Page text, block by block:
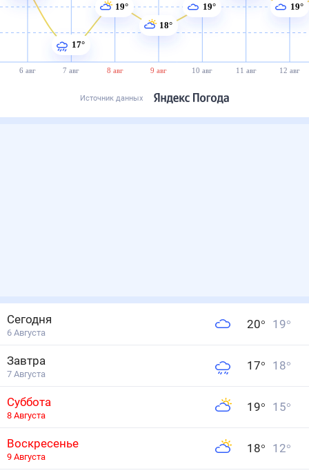
6 авг 7 авг 8 авг 9 авг 10 авг 11 авг 12 авг
17°
19°
18°
19°
19°
Источник данных
Сегодня
6 Августа
20° 19°
Завтра
7 Августа
17° 18°
Суббота
8 Августа
19° 15°
Воскресенье
9 Августа
18° 12°